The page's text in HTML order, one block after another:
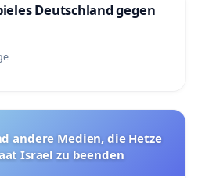
Deutschland gegen
andere Medien, die Hetze
Israel zu beenden